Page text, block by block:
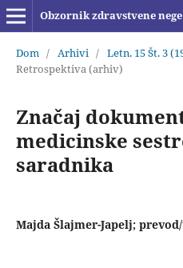
Obzornik zdravstvene nege
Dom / Arhivi / Letn. 15 Št. 3
Retrospektiva (arhiv)
Značaj
medicinske
saradnika
Majda Šlajmer-Japelj;